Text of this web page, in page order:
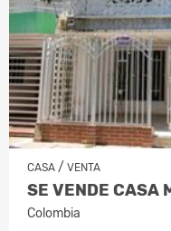
CASA / VENTA
Colombia